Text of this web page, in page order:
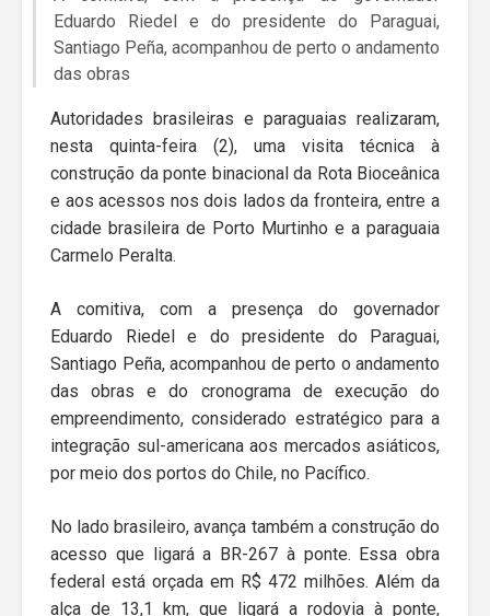
Eduardo Riedel e do presidente do Paraguai,
Santiago Peña, acompanhou de perto o andamento
das obras
Autoridades brasileiras e paraguaias realizaram,
nesta quinta-feira (2), uma visita técnica à
construção da ponte binacional da Rota Bioceânica
e aos acessos nos dois lados da fronteira, entre a
cidade brasileira de Porto Murtinho e a paraguaia
Carmelo Peralta.
A comitiva, com a presença do governador
Eduardo Riedel e do presidente do Paraguai,
Santiago Peña, acompanhou de perto o andamento
das obras e do cronograma de execução do
empreendimento, considerado estratégico para a
integração sul-americana aos mercados asiáticos,
por meio dos portos do Chile, no Pacífico.
No lado brasileiro, avança também a construção do
acesso que ligará a BR-267 à ponte. Essa obra
federal está orçada em R$ 472 milhões. Além da
alça de 13,1 km, que ligará a rodovia à ponte,